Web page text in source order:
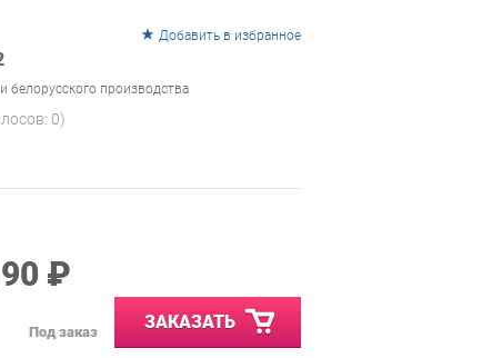
Добавить в избранное
белорусского производства
0)
₽
Под заказ ЗАКАЗАТЬ